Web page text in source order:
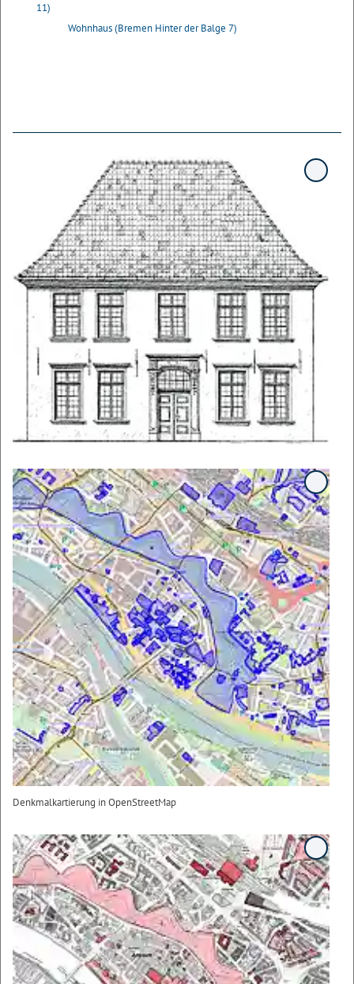
11)
Wohnhaus (Bremen Hinter der Balge 7)
Denkmalkartierung in OpenStreetMap